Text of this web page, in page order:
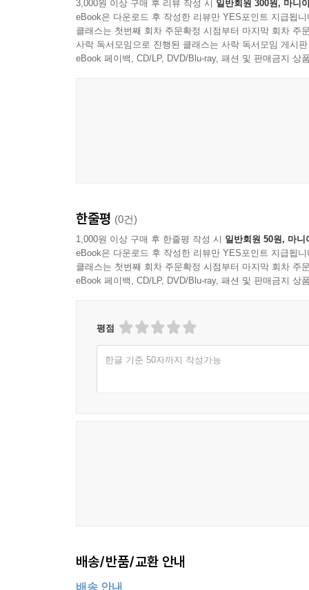
3,000원 이상 구매 후 리뷰 작성 시 일반회원 300원, 마니
eBook은 다운로드 후 작성한 리뷰만 YES포인트 지급됩니
클래스는 첫번째 회차 주문확정 시점부터 마지막 회차 주
사락 독서모임으로 진행된 클래스는 사락 독서모임 게시
eBook 페이백, CD/LP, DVD/Blu-ray, 패션 및 판매금지 상
한줄평 (0건)
1,000원 이상 구매 후 한줄평 작성 시 일반회원 50원, 마니
eBook은 다운로드 후 작성한 리뷰만 YES포인트 지급됩니
클래스는 첫번째 회차 주문확정 시점부터 마지막 회차 주
eBook 페이백, CD/LP, DVD/Blu-ray, 패션 및 판매금지 상
평점
한글 기준 50자까지 작성가능
배송/반품/교환 안내
배송 안내